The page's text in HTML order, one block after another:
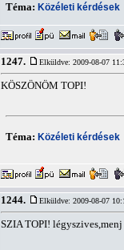
Téma: Közéleti kérdések
1247. Elküldve: 2009-08-07
KÖSZÖNÖM TOPI!
Téma: Közéleti kérdések
1244. Elküldve: 2009-08-07
SZIA TOPI!